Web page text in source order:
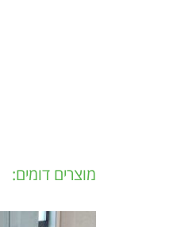
מוצרים דומים: